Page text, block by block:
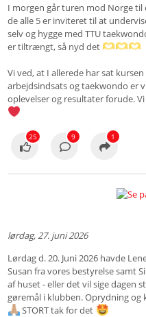
I morgen går turen mod Norge til
de alle 5 er inviteret til at
selv og hygge med TTU
er tiltrængt, så nyd det
Vi ved, at I allerede har sat
arbejdsindsats og taekwondo er
oplevelser og resultater forude.
25 9 1
lørdag, 27. juni 2026
Lørdag d. 20. Juni 2026 havde
Susan fra vores bestyrelse samt
af huset - eller det vil sige dagen
gøremål i klubben. Oprydning og
STORT tak for det